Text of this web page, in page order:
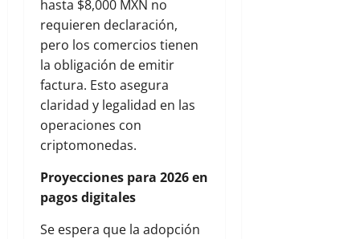
hasta $8,000 MXN no
requieren declaración,
pero los comercios tienen
la obligación de emitir
factura. Esto asegura
claridad y legalidad en las
operaciones con
criptomonedas.
Proyecciones para 2026 en
pagos digitales
Se espera que la adopción